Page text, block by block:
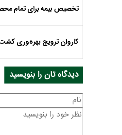
تخصیص بیمه برای تمام
کاروان ترویج بهره‌وری
دیدگاه تان را بنویسید